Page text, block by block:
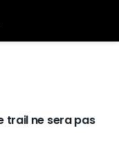
trail ne sera pas